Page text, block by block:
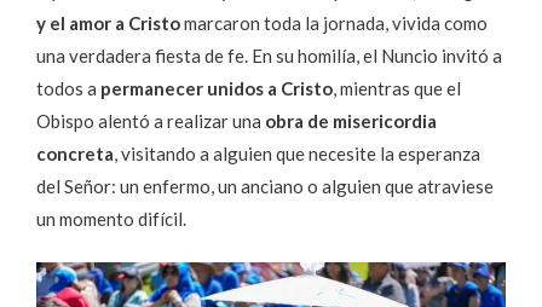
y el amor a Cristomarcaron toda la jornada, vivida como
una verdadera fiesta de fe. En su homilía, el Nuncio invitó a
todos a permanecer unidos a Cristo, mientras que el
Obispo alentó a realizar una obra de misericordia
concreta, visitando a alguien que necesite la esperanza
del Señor: un enfermo, un anciano o alguien que atraviese
un momento difícil.